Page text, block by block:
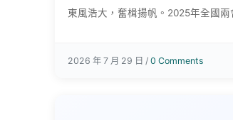
東風浩大，奮楫揚帆。2025年全國兩
2026 年 7 月 29 日 /0 Comments